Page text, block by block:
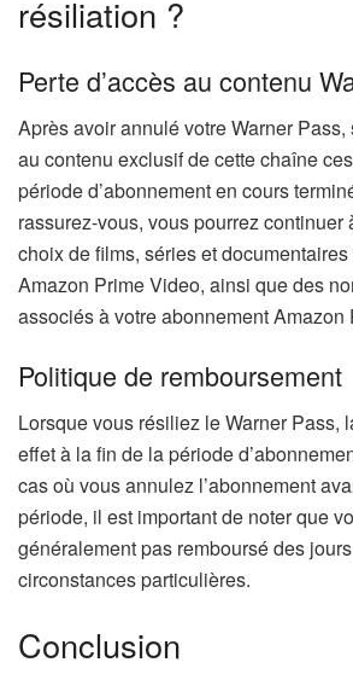
résiliation ?
Perte d’accès au contenu
Après avoir annulé votre Warner Pass,
au contenu exclusif de cette chaîne
période d’abonnement en cours
rassurez-vous, vous pourrez continuer
choix de films, séries et
Amazon Prime Video, ainsi que des
associés à votre abonnement Amazon
Politique de remboursement
Lorsque vous résiliez le Warner Pass,
effet à la fin de la période
cas où vous annulez l’abonnement
période, il est important de noter que
généralement pas remboursé des
circonstances particulières.
Conclusion